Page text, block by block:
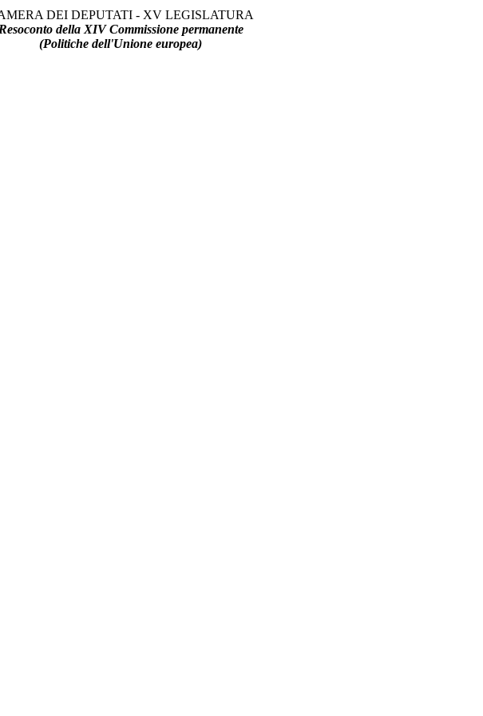
DEI DEPUTATI - XV LEGISLATURA
della XIV Commissione permanente
(Politiche dell'Unione europea)